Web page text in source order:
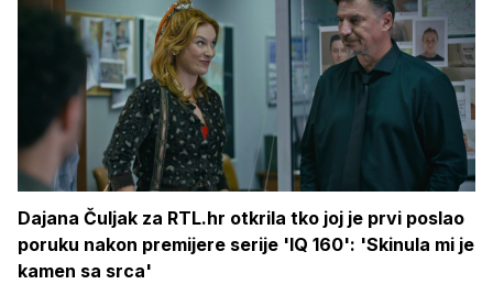
Dajana Čuljak za RTL.hr otkrila tko joj je prvi poslao
poruku nakon premijere serije 'IQ 160': 'Skinula mi je
kamen sa srca'